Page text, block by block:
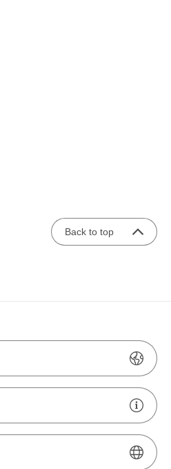
Back to top